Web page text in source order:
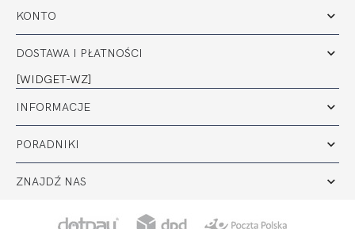
KONTO
DOSTAWA I PŁATNOŚCI
[WIDGET-WZ]
INFORMACJE
PORADNIKI
ZNAJDŹ NAS